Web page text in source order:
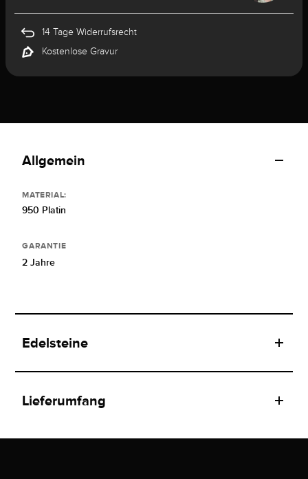
14 Tage Widerrufsrecht
Kostenlose Gravur
Allgemein
MATERIAL:
950 Platin
GARANTIE
2 Jahre
Edelsteine
Lieferumfang